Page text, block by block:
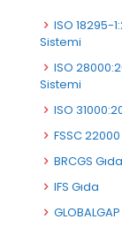
ISO 18295-
Sistemi
ISO
Sistemi
ISO
FSSC
BRCGS
IFS Gıda